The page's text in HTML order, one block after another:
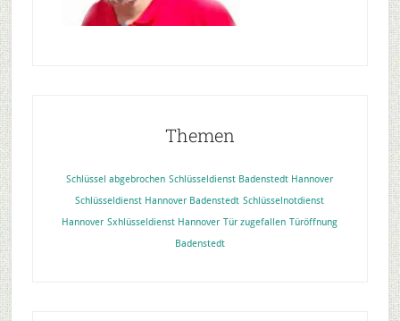
Themen
Schlüssel abgebrochen Schlüsseldienst Badenstedt Hannover
Schlüsseldienst Hannover Badenstedt Schlüsselnotdienst
Hannover Sxhlüsseldienst Hannover Tür zugefallen Türöffnung
Badenstedt